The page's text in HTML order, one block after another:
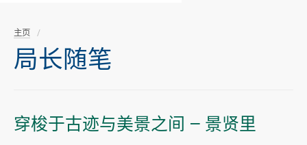
主页
局长随笔
穿梭于古迹与美景之间 — 景贤里